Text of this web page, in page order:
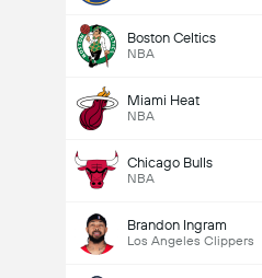
Boston Celtics
NBA
Miami Heat
NBA
Chicago Bulls
NBA
Brandon Ingram
Los Angeles Clippers